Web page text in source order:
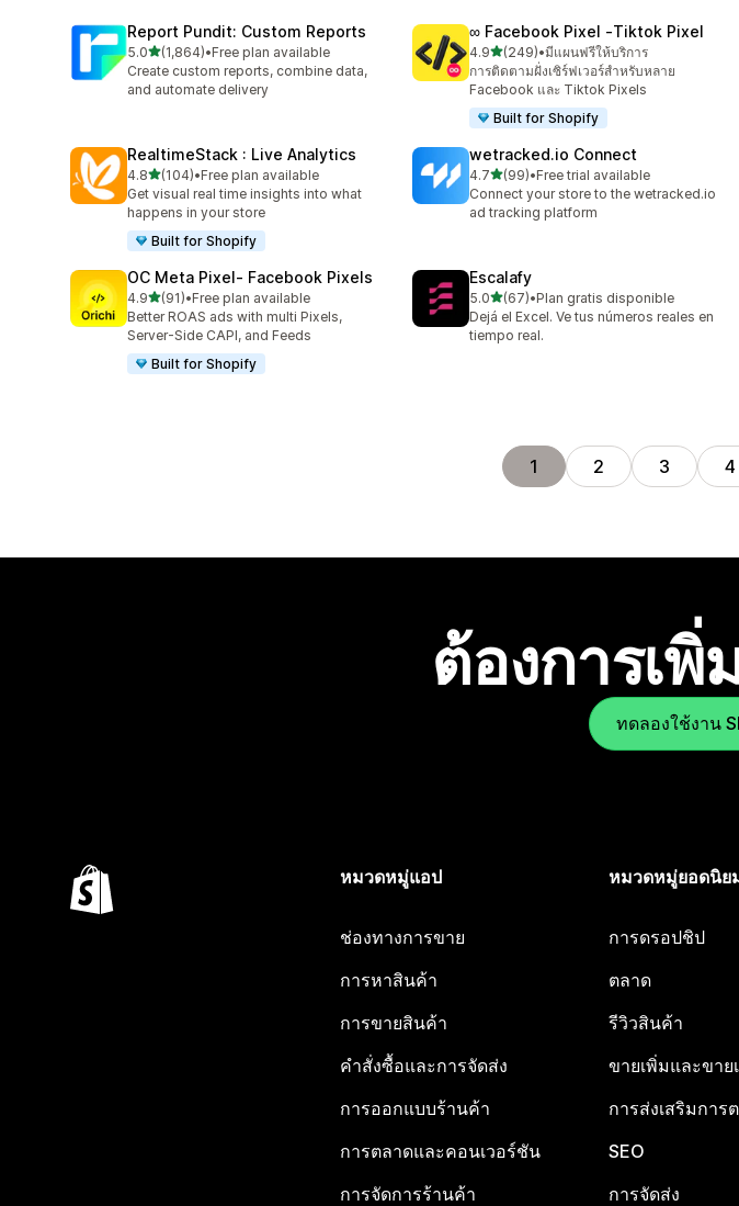
Report Pundit: Custom Reports
5.0เต็ม 5 ดาว
(1,864)
ทั้งหมด 1864 รีวิว
•Free plan available
Create custom reports, combine data,
and automate delivery
∞ Facebook Pixel ‑Tiktok Pixel
4.9เต็ม 5 ดาว
(249)
ทั้งหมด 249 รีวิว
•มีแผนฟรีให้บริการ
การติดตามฝั่งเซิร์ฟเวอร์สำหรับหลาย
Facebook และ Tiktok Pixels
Built for Shopify
RealtimeStack : Live Analytics
4.8เต็ม 5 ดาว
(104)
ทั้งหมด 104 รีวิว
•Free plan available
Get visual real time insights into what
happens in your store
Built for Shopify
wetracked.io Connect
4.7เต็ม 5 ดาว
(99)
ทั้งหมด 99 รีวิว
•Free trial available
Connect your store to the wetracked.io
ad tracking platform
OC Meta Pixel‑ Facebook Pixels
4.9เต็ม 5 ดาว
(91)
ทั้งหมด 91 รีวิว
•Free plan available
Better ROAS ads with multi Pixels,
Server-Side CAPI, and Feeds
Built for Shopify
Escalafy
5.0เต็ม 5 ดาว
(67)
ทั้งหมด 67 รีวิว
•Plan gratis disponible
Dejá el Excel. Ve tus números reales en
tiempo real.
1 2 3 4
ต้องการเ
ทดลองใช้งาน
หมวดหมู่แอป
ช่องทางการขาย
การหาสินค้า
การขายสินค้า
คำสั่งซื้อและการจัดส่ง
การออกแบบร้านค้า
การตลาดและคอนเวอร์ชัน
การจัดการร้านค้า
หมวดหมู่ยอดนิย
การดรอปชิป
ตลาด
รีวิวสินค้า
ขายเพิ่มและขาย
การส่งเสริมการ
SEO
การจัดส่ง